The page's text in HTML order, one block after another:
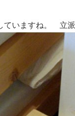
いますね。 立派